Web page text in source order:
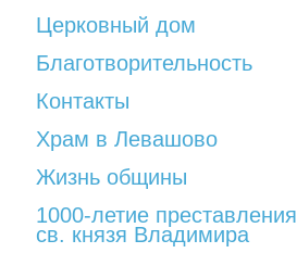
Церковный дом
Благотворительность
Контакты
Храм в Левашово
Жизнь общины
1000-летие преставления
св. князя Владимира